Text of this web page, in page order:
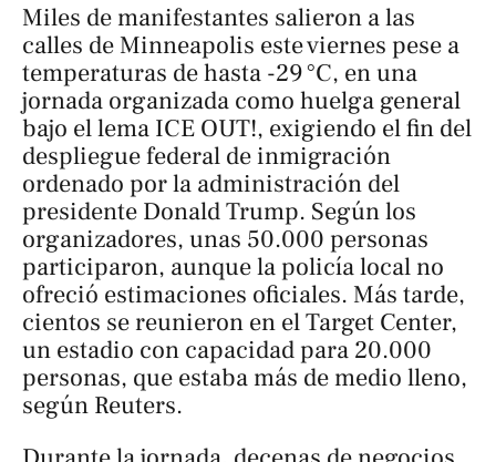
Miles de manifestantes salieron a las
calles de Minneapolis este viernes pese a
temperaturas de hasta -29 °C, en una
jornada organizada como huelga general
bajo el lema ICE OUT!, exigiendo el fin del
despliegue federal de inmigración
ordenado por la administración del
presidente Donald Trump. Según los
organizadores, unas 50.000 personas
participaron, aunque la policía local no
ofreció estimaciones oficiales. Más tarde,
cientos se reunieron en el Target Center,
un estadio con capacidad para 20.000
personas, que estaba más de medio lleno,
según Reuters.